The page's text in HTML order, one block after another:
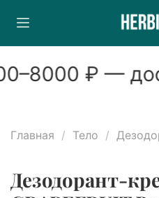
–8000₽ —
Главная Тело
Дезодорант-